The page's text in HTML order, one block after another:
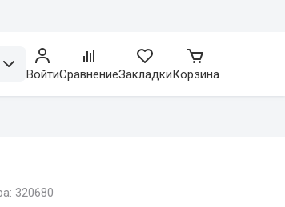
ВойтиСравнениеЗакладкиКорзина
320680